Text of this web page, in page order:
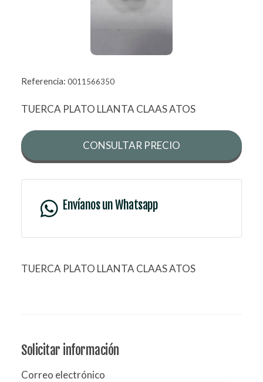
Referencia: 0011566350
TUERCA PLATO LLANTA CLAAS ATOS
CONSULTAR PRECIO
Envíanos un Whatsapp
TUERCA PLATO LLANTA CLAAS ATOS
Solicitar información
Correo electrónico